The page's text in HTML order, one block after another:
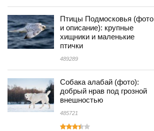
Птицы Подмосковья (фото
и описание): крупные
хищники и маленькие
птички
489289
Собака алабай (фото):
добрый нрав под грозной
внешностью
485721